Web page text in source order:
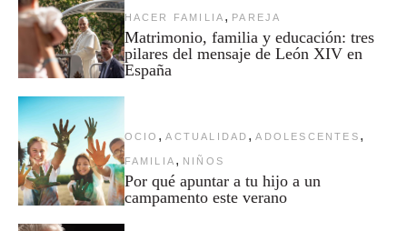
HACER FAMILIA , PAREJA
Matrimonio, familia y educación: tres
pilares del mensaje de León XIV en
España
OCIO , ACTUALIDAD , ADOLESCENTES ,
FAMILIA , NIÑOS
Por qué apuntar a tu hijo a un
campamento este verano